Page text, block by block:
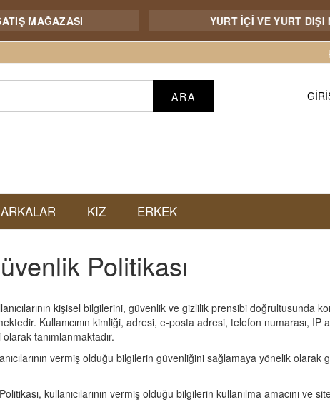
MAĞAZASI YURT İÇİ VE YURT DIŞI
ARA
KIZ ERKEK
Politikası
kişisel bilgilerini, güvenlik ve gizlilik prensibi doğrultusunda
Kullanıcının kimliği, adresi, e-posta adresi, telefon numarası,
tanımlanmaktadır.
vermiş olduğu bilgilerin güvenliğini sağlamaya yönelik
kullanıcılarının vermiş olduğu bilgilerin kullanılma amacını ve